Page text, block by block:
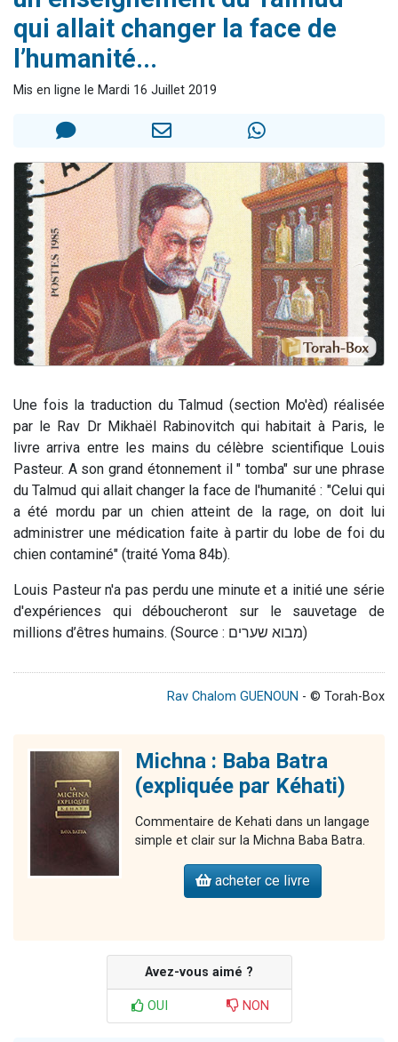
Il reste 49 places pour étudier en groupe sur Zoom
12 nouvelles musiques dans Torah-Box Music
qui allait changer la face de
l’humanité...
Mis en ligne le Mardi 16 Juillet 2019
Une fois la traduction du Talmud (section Mo'èd) réalisée
par le Rav Dr Mikhaël Rabinovitch qui habitait à Paris, le
livre arriva entre les mains du célèbre scientifique Louis
Pasteur. A son grand étonnement il " tomba" sur une phrase
du Talmud qui allait changer la face de l'humanité : "Celui qui
a été mordu par un chien atteint de la rage, on doit lui
administrer une médication faite à partir du lobe de foi du
chien contaminé" (traité Yoma 84b).
Louis Pasteur n'a pas perdu une minute et a initié une série
d'expériences qui déboucheront sur le sauvetage de
millions d’êtres humains. (Source : מבוא שערים)
Rav Chalom GUENOUN - © Torah-Box
Michna : Baba Batra
(expliquée par Kéhati)
Commentaire de Kehati dans un langage
simple et clair sur la Michna Baba Batra.
acheter ce livre
Avez-vous aimé ?
OUI NON